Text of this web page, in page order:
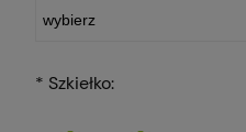
* Szkiełko: